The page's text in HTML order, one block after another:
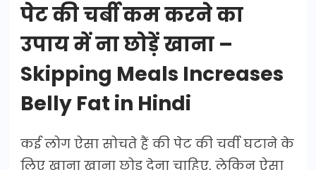
पेट की चर्बी कम करने का
उपाय में ना छोड़ें खाना –
Skipping Meals Increases
Belly Fat in Hindi
कई लोग ऐसा सोचते हैं की पेट की चर्वी घटाने के
लिए खाना खाना छोड़ देना चाहिए, लेकिन ऐसा